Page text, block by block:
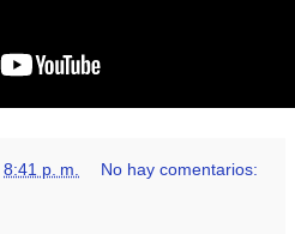
8:41 p. m. No hay comentarios: